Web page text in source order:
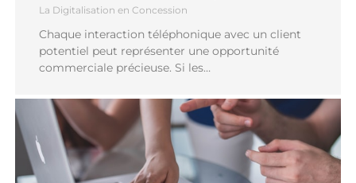
La Digitalisation en Concession
Chaque interaction téléphonique avec un client
potentiel peut représenter une opportunité
commerciale précieuse. Si les…